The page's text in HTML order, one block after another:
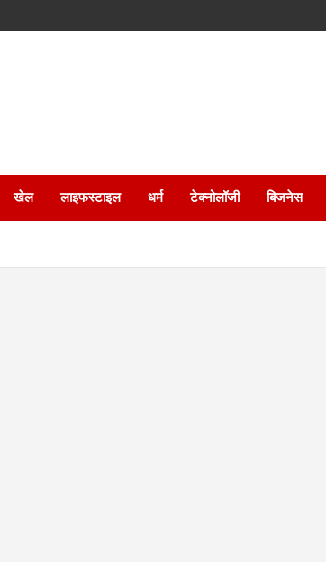
खेल लाइफस्टाइल धर्म टेक्नोलॉजी बिजनेस